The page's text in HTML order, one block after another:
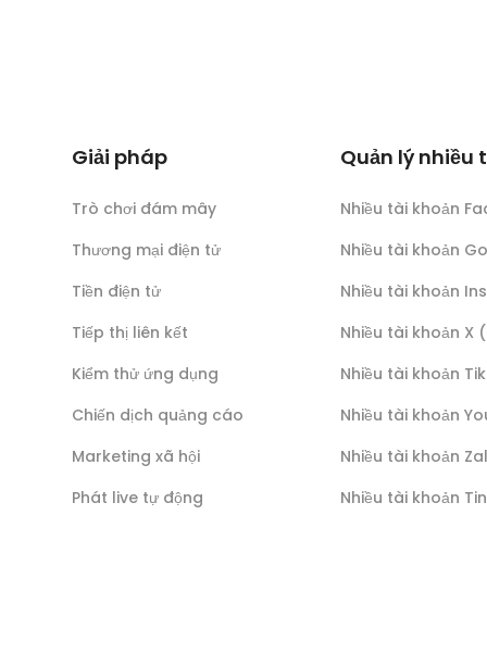
Giải pháp
Trò chơi đám mây
Thương mại điện tử
Tiền điện tử
Tiếp thị liên kết
Kiểm thử ứng dụng
Chiến dịch quảng cáo
Marketing xã hội
Phát live tự động
Quản lý nhiều
Nhiều tài khoản
Nhiều tài khoản
Nhiều tài khoản
Nhiều tài khoản X
Nhiều tài khoản
Nhiều tài khoản
Nhiều tài khoản
Nhiều tài khoản